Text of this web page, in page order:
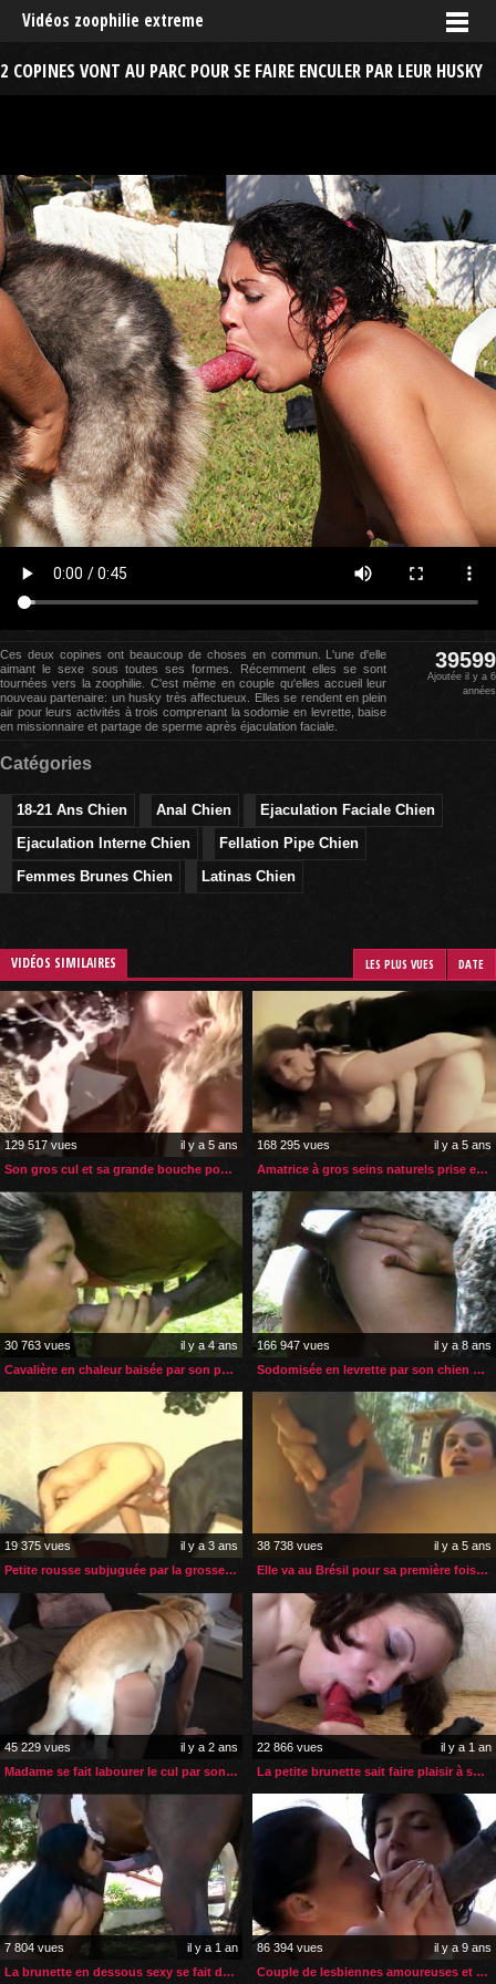
Vidéos zoophilie extreme
2 COPINES VONT AU PARC POUR SE FAIRE ENCULER PAR LEUR HUSKY
Ces deux copines ont beaucoup de choses en commun. L'une d'elle
aimant le sexe sous toutes ses formes. Récemment elles se sont
tournées vers la zoophilie. C'est même en couple qu'elles accueil leur
nouveau partenaire: un husky très affectueux. Elles se rendent en plein
air pour leurs activités à trois comprenant la sodomie en levrette, baise
en missionnaire et partage de sperme après éjaculation faciale.
39599
Ajoutée il y a 6
années
Catégories
18-21 Ans Chien Anal Chien
Ejaculation Faciale Chien
Ejaculation Interne Chien
Fellation Pipe Chien
Femmes Brunes Chien
Latinas Chien
VIDÉOS SIMILAIRES LES PLUS VUES DATE
129 517 vues
il y a 5 ans
Son gros cul et sa grande bouche pour énorme bite de cheval
168 295 vues
il y a 5 ans
Amatrice à gros seins naturels prise en levrette par son chien
30 763 vues
il y a 4 ans
Cavalière en chaleur baisée par son petit cheval en rut
166 947 vues
il y a 8 ans
Sodomisée en levrette par son chien dans un parc
19 375 vues
il y a 3 ans
Petite rousse subjuguée par la grosse bite de son chien
38 738 vues
il y a 5 ans
Elle va au Brésil pour sa première fois avec un cheval
45 229 vues
il y a 2 ans
Madame se fait labourer le cul par son labrador
22 866 vues
il y a 1 an
La petite brunette sait faire plaisir à son chien
7 804 vues
il y a 1 an
La brunette en dessous sexy se fait démonter par son cheval
86 394 vues
il y a 9 ans
Couple de lesbiennes amoureuses et un sexe de cheval